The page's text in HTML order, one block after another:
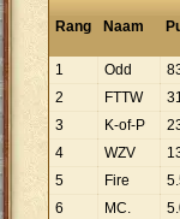
Rang Naam
1
Odd
2
FTTW
3
K-of-P
4
WZV
5
Fire 5.
6
MC. 5.